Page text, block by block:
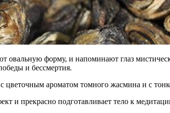
овальную форму, и напоминают глаз
и бессмертия.
ароматом томного жасмина и с
и прекрасно подготавливает тело к